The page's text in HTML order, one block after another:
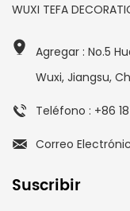
WUXI TEFA
Agregar : No.5
Wuxi, Jiangsu,
Teléfono : +86
Correo
Suscribir